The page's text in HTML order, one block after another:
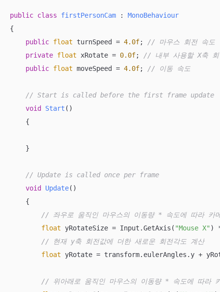
public class firstPersonCam : MonoBehaviour
{
public float turnSpeed = 4.0f; // 마우스 회전
private float xRotate = 0.0f; // 내부 사용할 X축
public float moveSpeed = 4.0f; // 이동 속도
// Start is called before the first frame update
void
Start ( )
    {
    }
// Update is called once per frame
void
Update( )
    {
// 좌우로 움직인 마우스의 이동량 * 속도에 따라 카
float yRotateSize = Input.GetAxis( "Mouse X" )
// 현재 y축 회전값에 더한 새로운 회전각도 계산
float yRotate = transform.eulerAngles.y +
// 위아래로 움직인 마우스의 이동량 * 속도에 따라